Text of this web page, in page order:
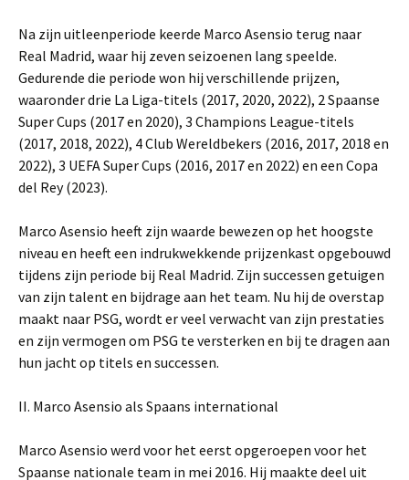
Na zijn uitleenperiode keerde Marco Asensio terug naar
Real Madrid, waar hij zeven seizoenen lang speelde.
Gedurende die periode won hij verschillende prijzen,
waaronder drie La Liga-titels (2017, 2020, 2022), 2 Spaanse
Super Cups (2017 en 2020), 3 Champions League-titels
(2017, 2018, 2022), 4 Club Wereldbekers (2016, 2017, 2018 en
2022), 3 UEFA Super Cups (2016, 2017 en 2022) en een Copa
del Rey (2023).
Marco Asensio heeft zijn waarde bewezen op het hoogste
niveau en heeft een indrukwekkende prijzenkast opgebouwd
tijdens zijn periode bij Real Madrid. Zijn successen getuigen
van zijn talent en bijdrage aan het team. Nu hij de overstap
maakt naar PSG, wordt er veel verwacht van zijn prestaties
en zijn vermogen om PSG te versterken en bij te dragen aan
hun jacht op titels en successen.
II. Marco Asensio als Spaans international
Marco Asensio werd voor het eerst opgeroepen voor het
Spaanse nationale team in mei 2016. Hij maakte deel uit